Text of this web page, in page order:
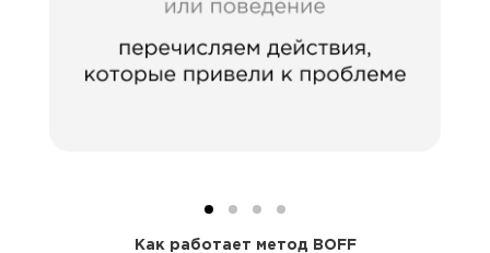
Как работает метод BOFF